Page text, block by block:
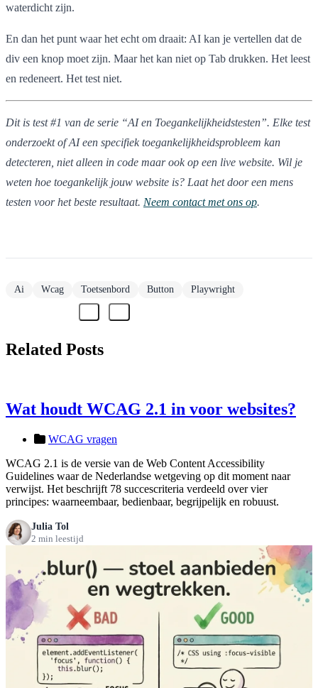
waterdicht zijn.
En dan het punt waar het echt om draait: AI kan je vertellen dat de
div een knop moet zijn. Maar het kan niet op Tab drukken. Het leest
en redeneert. Het test niet.
Dit is test #1 van de serie “AI en Toegankelijkheidstesten”. Elke test
onderzoekt of AI een specifiek toegankelijkheidsprobleem kan
detecteren, niet alleen in code maar ook op een live website. Wil je
weten hoe toegankelijk jouw website is? Laat het door een mens
testen voor het beste resultaat. Neem contact met ons op.
Ai Wcag Toetsenbord Button Playwright
Related Posts
Wat houdt WCAG 2.1 in voor websites?
WCAG vragen
WCAG 2.1 is de versie van de Web Content Accessibility
Guidelines waar de Nederlandse wetgeving op dit moment naar
verwijst. Het beschrijft 78 succescriteria verdeeld over vier
principes: waarneembaar, bedienbaar, begrijpelijk en robuust.
Julia Tol
2 min leestijd